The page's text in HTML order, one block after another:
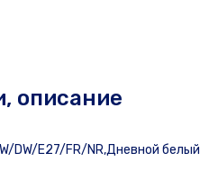
описание
DW/E27/FR/NR,Дневной белый